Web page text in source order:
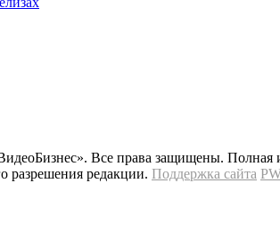
Все права защищены. Полная
разрешения редакции. Поддержка сайта